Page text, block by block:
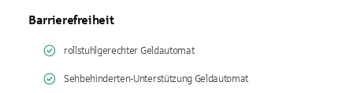
Barrierefreiheit
rollstuhlgerechter Geldautomat
Sehbehinderten-Unterstützung Geldautomat